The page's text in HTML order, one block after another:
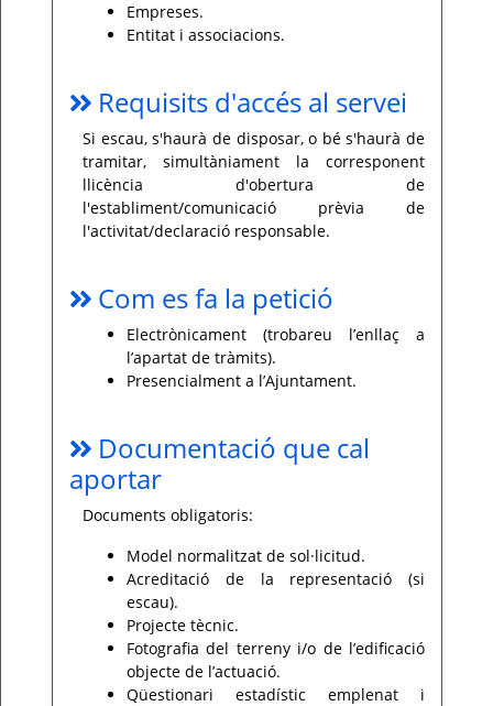
Empreses.
Entitat i associacions.
Requisits d'accés al servei
Si escau, s'haurà de disposar, o bé s'haurà de
tramitar, simultàniament la corresponent
llicència d'obertura de
l'establiment/comunicació prèvia de
l'activitat/declaració responsable.
Com es fa la petició
Electrònicament (trobareu l’enllaç a
l’apartat de tràmits).
Presencialment a l’Ajuntament.
Documentació que cal
aportar
Documents obligatoris:
Model normalitzat de sol·licitud.
Acreditació de la representació (si
escau).
Projecte tècnic.
Fotografia del terreny i/o de l’edificació
objecte de l’actuació.
Qüestionari estadístic emplenat i